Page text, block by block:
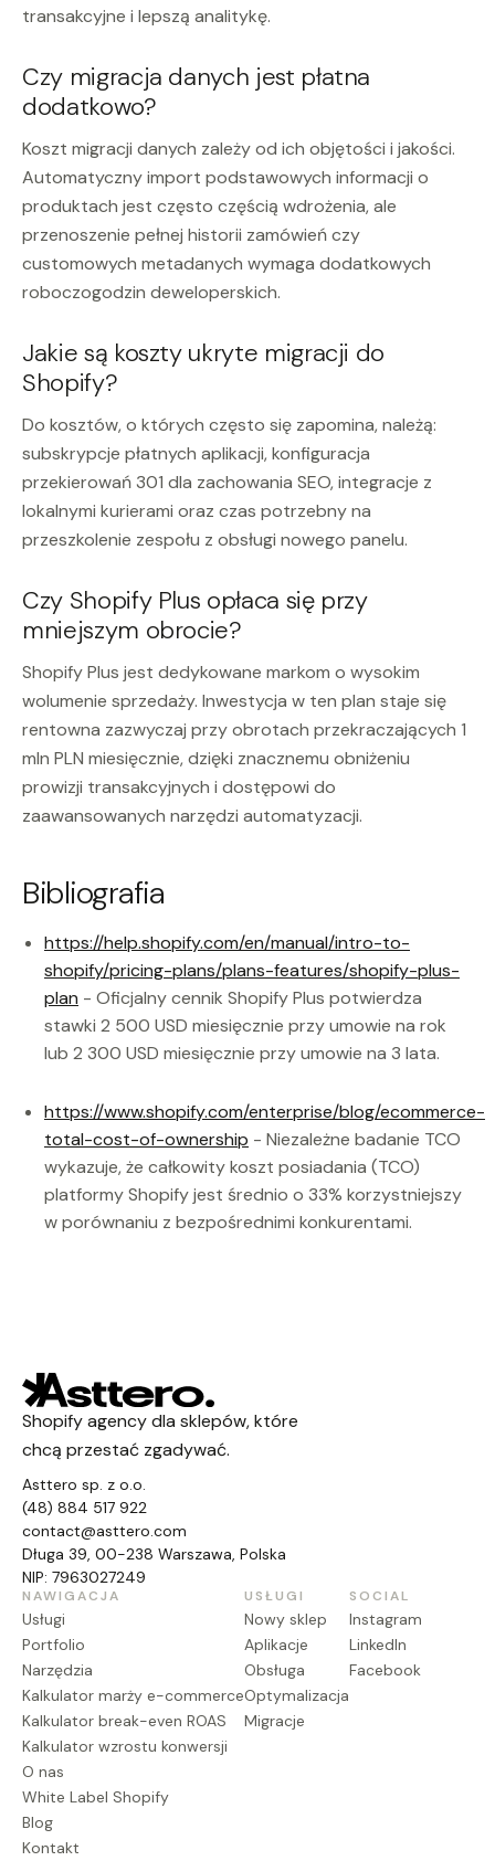
transakcyjne i lepszą analitykę.
Czy migracja danych jest płatna
dodatkowo?
Koszt migracji danych zależy od ich objętości i jakości.
Automatyczny import podstawowych informacji o
produktach jest często częścią wdrożenia, ale
przenoszenie pełnej historii zamówień czy
customowych metadanych wymaga dodatkowych
roboczogodzin deweloperskich.
Jakie są koszty ukryte migracji do
Shopify?
Do kosztów, o których często się zapomina, należą:
subskrypcje płatnych aplikacji, konfiguracja
przekierowań 301 dla zachowania SEO, integracje z
lokalnymi kurierami oraz czas potrzebny na
przeszkolenie zespołu z obsługi nowego panelu.
Czy Shopify Plus opłaca się przy
mniejszym obrocie?
Shopify Plus jest dedykowane markom o wysokim
wolumenie sprzedaży. Inwestycja w ten plan staje się
rentowna zazwyczaj przy obrotach przekraczających 1
mln PLN miesięcznie, dzięki znacznemu obniżeniu
prowizji transakcyjnych i dostępowi do
zaawansowanych narzędzi automatyzacji.
Bibliografia
https://help.shopify.com/en/manual/intro-to-
shopify/pricing-plans/plans-features/shopify-plus-
plan - Oficjalny cennik Shopify Plus potwierdza
stawki 2 500 USD miesięcznie przy umowie na rok
lub 2 300 USD miesięcznie przy umowie na 3 lata.
https://www.shopify.com/enterprise/blog/ecommerce-
total-cost-of-ownership - Niezależne badanie TCO
wykazuje, że całkowity koszt posiadania (TCO)
platformy Shopify jest średnio o 33% korzystniejszy
w porównaniu z bezpośrednimi konkurentami.
Shopify agency dla sklepów, które
chcą przestać zgadywać.
Asttero sp. z o.o.
(48) 884 517 922
contact@asttero.com
Długa 39, 00-238 Warszawa, Polska
NIP: 7963027249
NAWIGACJA
Usługi
Portfolio
Narzędzia
Kalkulator marży e-commerce
Kalkulator break-even ROAS
Kalkulator wzrostu konwersji
O nas
White Label Shopify
Blog
Kontakt
USŁUGI
Nowy sklep
Aplikacje
Obsługa
Optymalizacja
Migracje
SOCIAL
Instagram
LinkedIn
Facebook